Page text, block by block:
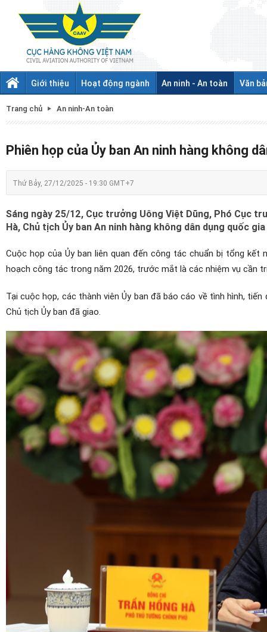
Giới thiệu Hoạt động ngành An ninh - An toàn Văn
Trang chủ An ninh-An toàn
Phiên họp của Ủy ban An ninh hàng không
Thứ Bảy, 27/12/2025 - 19:30 GMT+7
Sáng ngày 25/12, Cục trưởng Uông Việt Dũng, Phó Cục
Hà, Chủ tịch Ủy ban An ninh hàng không dân dụng quốc
Cuộc họp của Ủy ban liên quan đến công tác chuẩn bị tổng
hoạch công tác trong năm 2026, trước mắt là các nhiệm vụ cần
Tại cuộc họp, các thành viên Ủy ban đã báo cáo về tình hình,
Chủ tịch Ủy ban đã giao.